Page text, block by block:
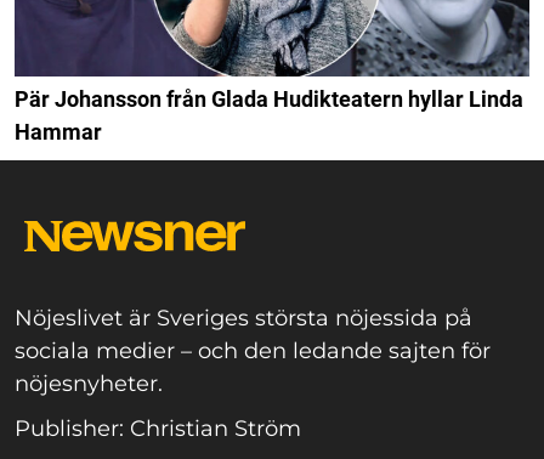
Pär Johansson från Glada Hudikteatern hyllar Linda
Hammar
Nöjeslivet är Sveriges största nöjessida på
sociala medier – och den ledande sajten för
nöjesnyheter.
Publisher: Christian Ström